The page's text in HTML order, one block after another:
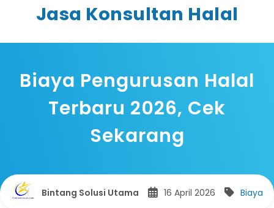
Jasa Konsultan Halal
Biaya Pengurusan Halal
Terbaru 2026, Cek
Sekarang
Bintang Solusi Utama 16 April 2026 Biaya